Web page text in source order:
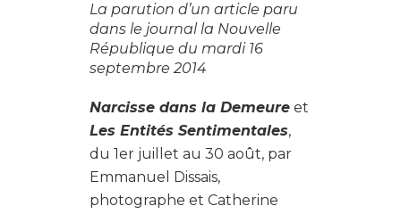
La parution d’un article paru
dans le journal la Nouvelle
République du mardi 16
septembre 2014
Narcisse dans la Demeure et
Les Entités Sentimentales,
du 1er juillet au 30 août, par
Emmanuel Dissais,
photographe et Catherine